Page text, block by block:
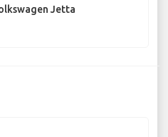
Jetta